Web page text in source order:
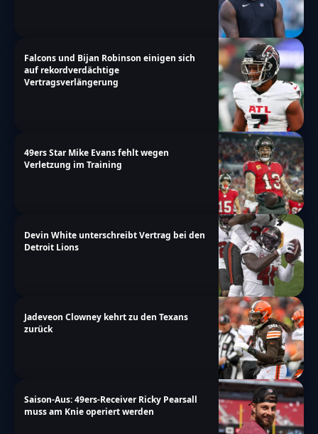
Falcons und Bijan Robinson einigen sich
auf rekordverdächtige
Vertragsverlängerung
49ers Star Mike Evans fehlt wegen
Verletzung im Training
Devin White unterschreibt Vertrag bei den
Detroit Lions
Jadeveon Clowney kehrt zu den Texans
zurück
Saison-Aus: 49ers-Receiver Ricky Pearsall
muss am Knie operiert werden